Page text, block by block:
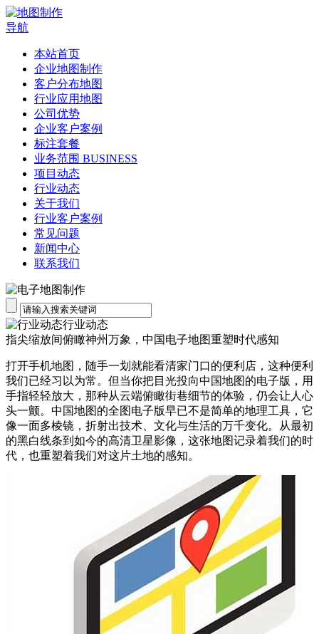
导航
本站首页
企业地图制作
客户分布地图
行业应用地图
公司优势
企业客户案例
标注套餐
业务范围 BUSINESS
项目动态
行业动态
关于我们
行业客户案例
常见问题
新闻中心
联系我们
行业动态
指尖缩放间俯瞰神州万象，中国电子地图重塑时代感知
打开手机地图，随手一划就能看清家门口的便利店，这种便利
我们已经习以为常。但当你把目光投向中国地图的电子版，用
手指轻轻放大，那种从云端俯瞰街巷细节的体验，仍会让人心
头一颤。中国地图的全图电子版早已不是简单的地理工具，它
像一面多棱镜，折射出技术、文化与生活的万千变化。从最初
的黑白线条到如今的高清卫星影像，这张地图记录着我们的时
代，也重塑着我们对这片土地的感知。